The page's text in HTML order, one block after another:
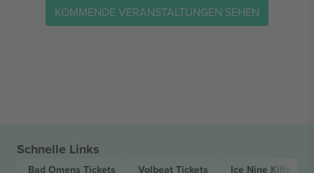
KOMMENDE VERANSTALTUNGEN SEHEN
Schnelle Links
Bad Omens Tickets Volbeat Tickets Ice Nine Kills